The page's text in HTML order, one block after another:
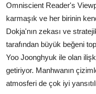
Omniscient Reader's
karmaşık ve her birinin
Dokja'nın zekası ve
tarafından büyük beğeni
Yoo Joonghyuk ile olan
getiriyor. Manhwanın
atmosferi de çok iyi